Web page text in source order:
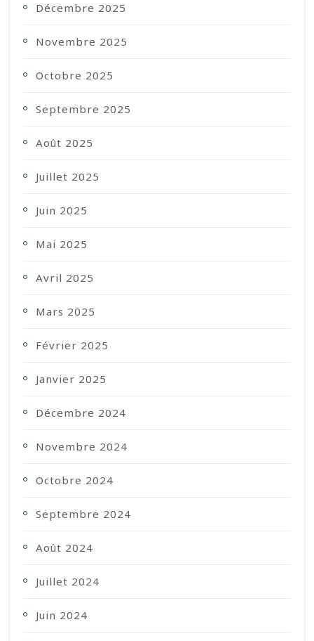
Décembre 2025
Novembre 2025
Octobre 2025
Septembre 2025
Août 2025
Juillet 2025
Juin 2025
Mai 2025
Avril 2025
Mars 2025
Février 2025
Janvier 2025
Décembre 2024
Novembre 2024
Octobre 2024
Septembre 2024
Août 2024
Juillet 2024
Juin 2024